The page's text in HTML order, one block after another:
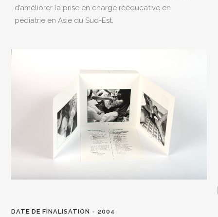
d’améliorer la prise en charge rééducative en
pédiatrie en Asie du Sud-Est.
DATE DE FINALISATION - 2004